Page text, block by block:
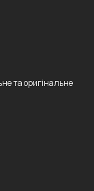
та оригінальне